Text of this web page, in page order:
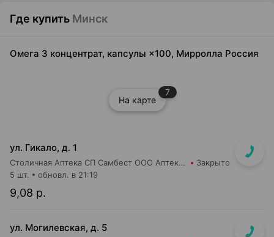
Где купить Минск
Омега 3 концентрат, капсулы ×100, Мирролла Россия
На карте
7
ул. Гикало, д. 1
Столичная Аптека СП Самбест ООО Аптека №16 Закрыто
9,08 р.
5 шт. обновл. в 21:19
ул. Могилевская, д. 5